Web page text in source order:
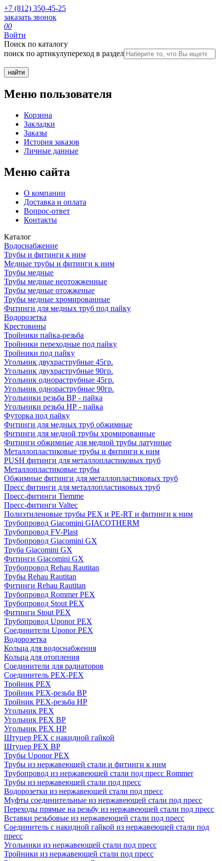
+7 (812) 350-45-25
заказать звонок
00
Войти
Поиск по каталогу
поиск по артикулупереход в раздел
Меню пользователя
Корзина
Закладки
Заказы
История заказов
Личные данные
Меню сайта
О компании
Доставка и оплата
Вопрос-ответ
Контакты
Каталог
Водоснабжение
Трубы и фитинги к ним
Медные трубы и фитинги к ним
Трубы медные
Трубы медные неотожженные
Трубы медные отожженые
Трубы медные хромированные
Фитинги для медных труб под пайку
Водорозетка
Крестовины
Тройники пайка-резьба
Тройники переходные под пайку
Тройники под пайку
Угольник двухраструбные 45гр.
Угольник двухраструбные 90гр.
Угольник однораструбные 45гр.
Угольник однораструбные 90гр.
Угольники резьба ВР - пайка
Угольники резьба НР - пайка
Футорка под пайку
Фитинги для медных труб обжимные
Фитинги для медной трубы хромированные
Фитинги обжимные для медной трубы латунные
Металлопластиковые трубы и фитинги к ним
PUSH фитинги для металлопластиковых труб
Металлопластиковые трубы
Обжимные фитинги для металлопластиковых труб
Пресс фитинги для металлопластиковых труб
Пресс-фитинги Tiemme
Пресс-фитинги Valtec
Полиэтиленовые трубы PEX и PE-RT и фитинги к ним
Трубопровод Giacomini GIACOTHERM
Трубопровод FV-Plast
Трубопровод Giacomini GX
Труба Giacomini GX
Фитинги Giacomini GX
Трубопровод Rehau Rautitan
Трубы Rehau Rautitan
Фитинги Rehau Rautitan
Трубопровод Rommer PEX
Трубопровод Stout PEX
Фитинги Stout PEX
Трубопровод Uponor PEX
Соединители Uponor PEX
Водорозетка
Кольца для водоснабжения
Кольца для отопления
Соединители для радиаторов
Соединитель PEX-PEX
Тройник PEX
Тройник PEX-резьба ВР
Тройник PEX-резьба НР
Угольник PEX
Угольник PEX ВР
Угольник PEX НР
Штуцер PEX c накидной гайкой
Штуцер PEX ВР
Трубы Uponor PEX
Трубы из нержавеющей стали и фитинги к ним
Трубопровод из нержавеющей стали под пресс Rommer
Трубы из нержавеющей стали под пресс
Водорозетки из нержавеющей стали под пресс
Муфты соединительные из нержавеющей стали под пресс
Переходы прямые на резьбу из нержавеющей стали под пресс
Вставки резьбовые из нержавеющей стали под пресс
Соединитель с накидной гайкой из нержавеющей стали под
пресс
Угольники из нержавеющей стали под пресс
Тройники из нержавеющей стали под пресс